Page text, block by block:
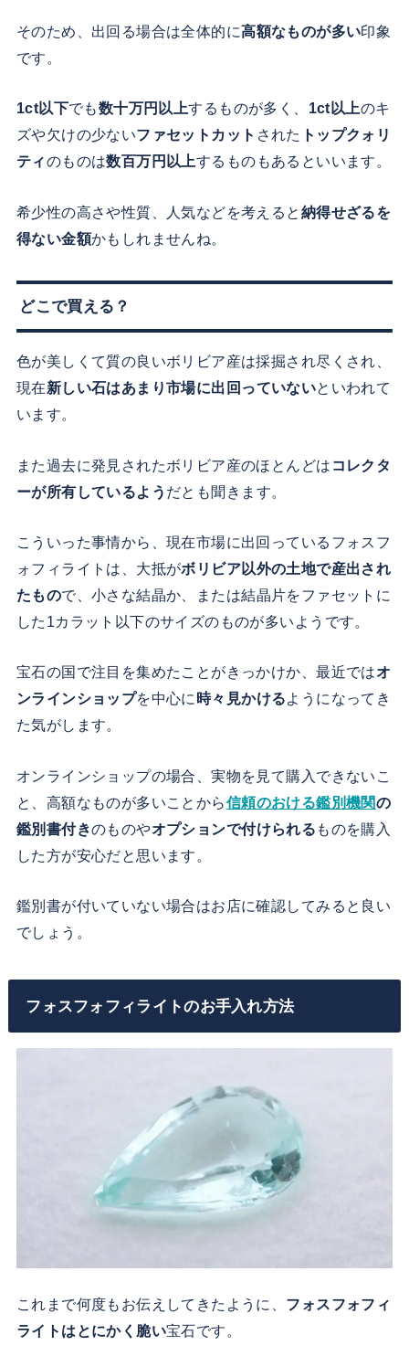
そのため、出回る場合は全体的に高額なものが多い印象
です。
1ct以下でも数十万円以上するものが多く、 1ct以上のキ
ズや欠けの少ないファセットカット された トップクォリ
ティのものは数百万円以上するものもあるといいます。
希少性の高さや性質、人気などを考えると 納得せざるを
得ない金額かもしれませんね。
どこで買える？
色が美しくて質の良いボリビア産は採掘され尽くされ、
現在新しい石はあまり市場に出回っていないといわれて
います。
また過去に発見されたボリビア産のほとんどは コレクタ
ーが所有しているよう だとも聞きます。
こういった事情から、現在市場に出回っているフォスフ
ォフィライトは、大抵がボリビア以外の土地で産出され
たもので、小さな結晶か、または結晶片をファセットに
した1カラット以下のサイズのものが多いようです。
宝石の国で注目を集めたことがきっかけか、最近ではオ
ンラインショップを中心に 時々見かけるようになってき
た気がします。
オンラインショップの場合、実物を見て購入できないこ
と、高額なものが多いことから信頼のおける鑑別機関の
鑑別書付きのものやオプションで付けられる ものを購入
した方が安心だと思います。
鑑別書が付いていない場合はお店に確認してみると良い
でしょう。
フォスフォフィライトのお手入れ方法
これまで何度もお伝えしてきたように、 フォスフォフィ
ライトはとにかく脆い宝石です。